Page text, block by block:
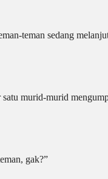
teman sedang
murid-murid
gak?”